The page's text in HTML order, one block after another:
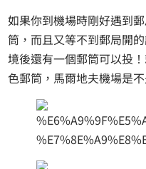
如果你到機場時剛好遇到
筒，而且又等不到郵局開
境後還有一個郵筒可以投
色郵筒，馬爾地夫機場是不